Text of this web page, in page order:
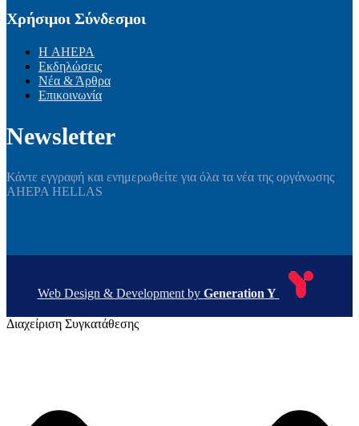
Χρήσιμοι Σύνδεσμοι
Η AHEPA
Εκδηλώσεις
Νέα & Άρθρα
Επικοινωνία
Newsletter
Κάντε εγγραφή και ενημερωθείτε για όλα τα νέα της οργάνωσης
AHEPA HELLAS
Web Design & Development by Generation Y
Διαχείριση Συγκατάθεσης